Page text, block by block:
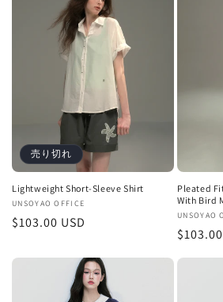
売り切れ
Lightweight Short-Sleeve Shirt
販
売
UNSOYAO OFFICE
通
価
$103.00 USD
Pleated
With Bird
販
売
UNSOYAO
通